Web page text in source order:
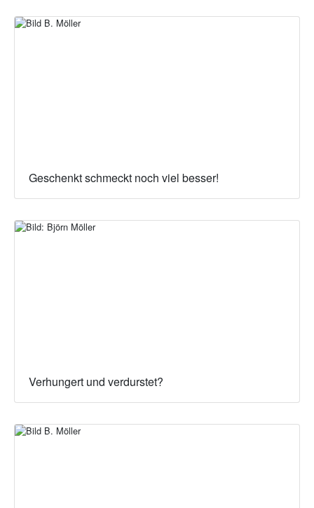
Geschenkt schmeckt noch viel besser!
Verhungert und verdurstet?